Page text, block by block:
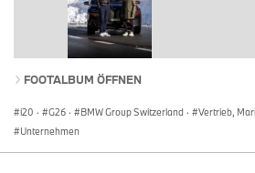
FOOTALBUM ÖFFNEN
i20 · G26 · BMW Group Switzerland · Vertrieb,
Unternehmen